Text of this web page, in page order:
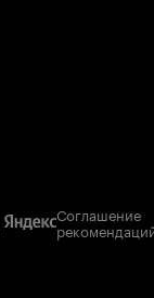
Соглашение